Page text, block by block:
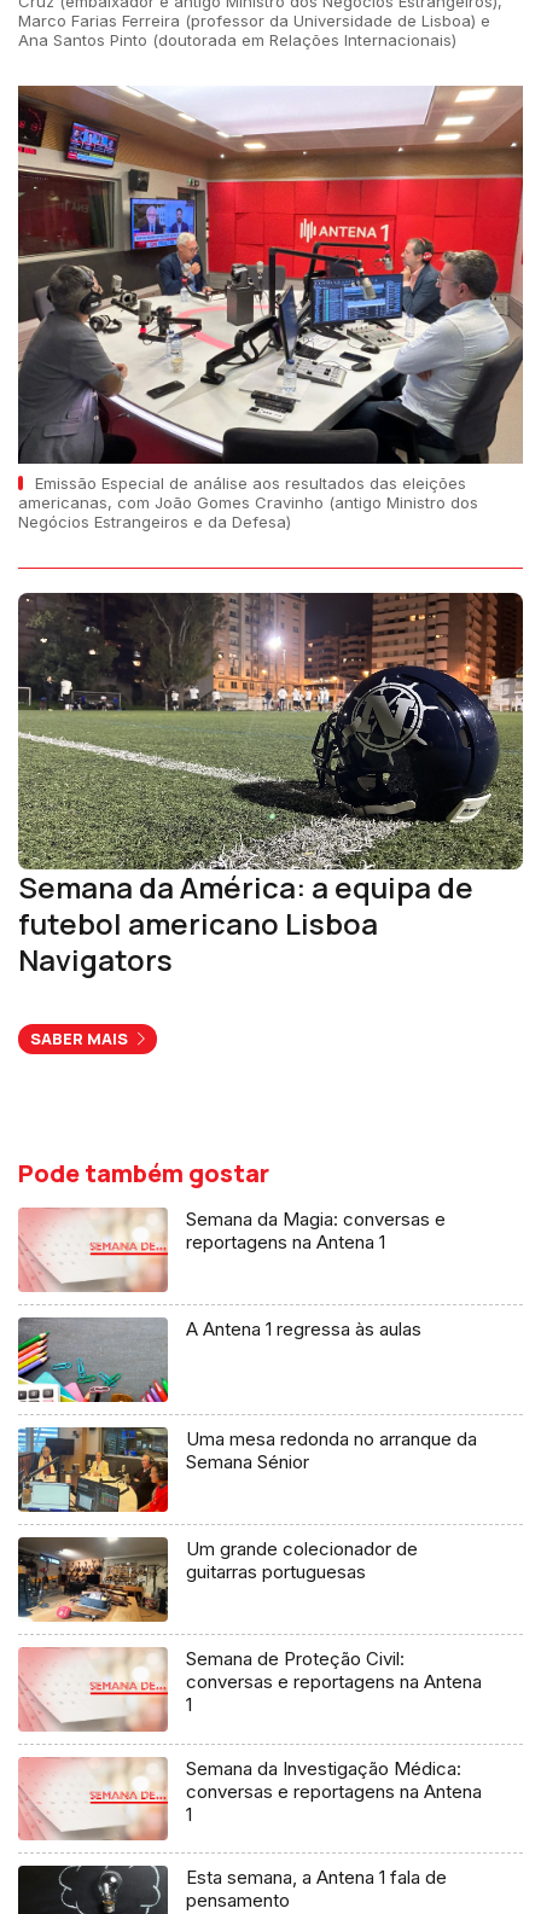
Marco Farias Ferreira (professor da Universidade de Lisboa) e
Ana Santos Pinto (doutorada em Relações Internacionais)
Emissão Especial de análise aos resultados das eleições
americanas, com João Gomes Cravinho (antigo Ministro dos
Negócios Estrangeiros e da Defesa)
Semana da América: a equipa de
futebol americano Lisboa
Navigators
SABER MAIS
Pode também gostar
Semana da Magia: conversas e
reportagens na Antena 1
A Antena 1 regressa às aulas
Uma mesa redonda no arranque da
Semana Sénior
Um grande colecionador de
guitarras portuguesas
Semana de Proteção Civil:
conversas e reportagens na Antena
1
Semana da Investigação Médica:
conversas e reportagens na Antena
1
Esta semana, a Antena 1 fala de
pensamento